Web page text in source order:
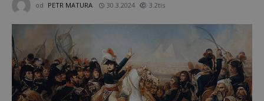
od PETR MATURA 30.3.2024 3.2tis